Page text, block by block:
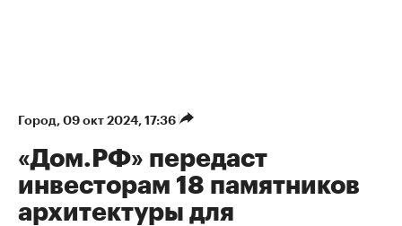
Город⁠, 09 окт 2024, 17:36
«Дом.РФ» передаст
инвесторам 18 памятников
архитектуры для